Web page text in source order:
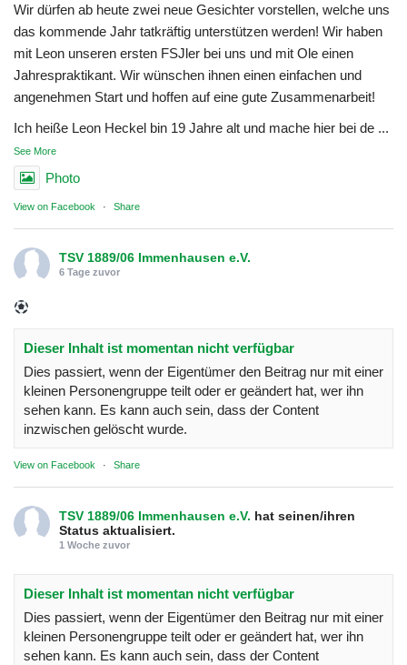
Wir dürfen ab heute zwei neue Gesichter vorstellen, welche uns
das kommende Jahr tatkräftig unterstützen werden! Wir haben
mit Leon unseren ersten FSJler bei uns und mit Ole einen
Jahrespraktikant. Wir wünschen ihnen einen einfachen und
angenehmen Start und hoffen auf eine gute Zusammenarbeit!
Ich heiße Leon Heckel bin 19 Jahre alt und mache hier bei de ...
See More
Photo
View on Facebook · Share
TSV 1889/06 Immenhausen e.V.
6 Tage zuvor
Dieser Inhalt ist momentan nicht verfügbar
Dies passiert, wenn der Eigentümer den Beitrag nur mit einer
kleinen Personengruppe teilt oder er geändert hat, wer ihn
sehen kann. Es kann auch sein, dass der Content
inzwischen gelöscht wurde.
View on Facebook · Share
TSV 1889/06 Immenhausen e.V. hat seinen/ihren
Status aktualisiert.
1 Woche zuvor
Dieser Inhalt ist momentan nicht verfügbar
Dies passiert, wenn der Eigentümer den Beitrag nur mit einer
kleinen Personengruppe teilt oder er geändert hat, wer ihn
sehen kann. Es kann auch sein, dass der Content